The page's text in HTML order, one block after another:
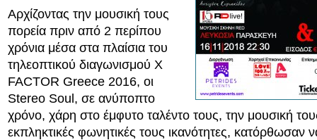
Αρχίζοντας την μουσική τους
πορεία πριν από 2 περίπου
χρόνια μέσα στα πλαίσια του
τηλεοπτικού διαγωνισμού X
FACTOR Greece 2016, oι
Stereo Soul, σε ανύποπτο
χρόνο, χάρη στο έμφυτο ταλέντο τους, την μουσική τους
εκπληκτικές φωνητικές τους ικανότητες, κατόρθωσαν